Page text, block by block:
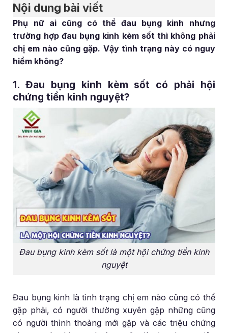
Nội dung bài viết
Phụ nữ ai cũng có thể đau bụng kinh nhưng
trường hợp đau bụng kinh kèm sốt thì không phải
chị em nào cũng gặp. Vậy tình trạng này có nguy
hiểm không?
1. Đau bụng kinh kèm sốt có phải hội
chứng tiền kinh nguyệt?
Đau bụng kinh kèm sốt là một hội chứng tiền kinh
nguyệt
Đau bụng kinh là tình trạng chị em nào cũng có thể
gặp phải, có người thường xuyên gặp những cũng
có người thỉnh thoảng mới gặp và các triệu chứng